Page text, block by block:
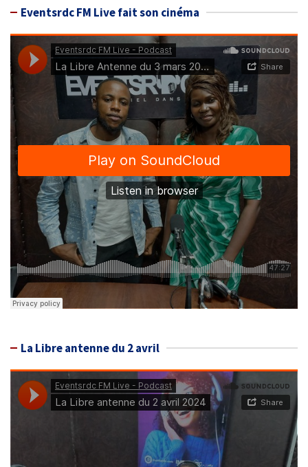
Eventsrdc FM Live fait son cinéma
La Libre antenne du 2 avril